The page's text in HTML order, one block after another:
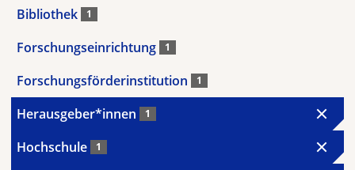
Bibliothek 1
Forschungseinrichtung 1
Forschungsförderinstitution 1
Herausgeber*innen 1
Hochschule 1